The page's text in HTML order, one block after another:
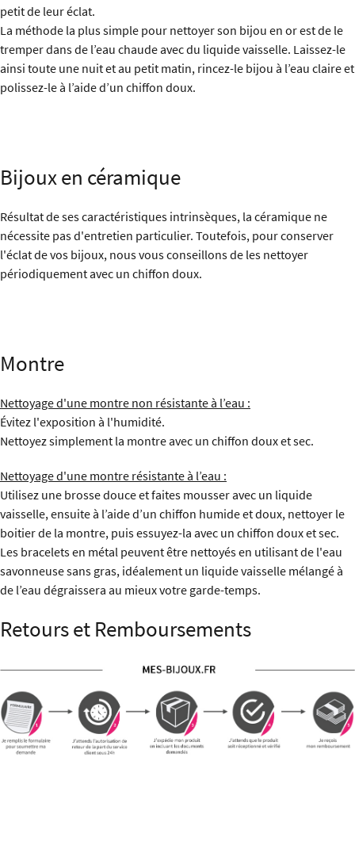
petit de leur éclat.
La méthode la plus simple pour nettoyer son bijou en or est de le
tremper dans de l’eau chaude avec du liquide vaisselle. Laissez-le
ainsi toute une nuit et au petit matin, rincez-le bijou à l’eau claire et
polissez-le à l’aide d’un chiffon doux.
Bijoux en céramique
Résultat de ses caractéristiques intrinsèques, la céramique ne
nécessite pas d'entretien particulier. Toutefois, pour conserver
l'éclat de vos bijoux, nous vous conseillons de les nettoyer
périodiquement avec un chiffon doux.
Montre
Nettoyage d'une montre non résistante à l’eau :
Évitez l'exposition à l'humidité.
Nettoyez simplement la montre avec un chiffon doux et sec.
Nettoyage d'une montre résistante à l’eau :
Utilisez une brosse douce et faites mousser avec un liquide
vaisselle, ensuite à l’aide d’un chiffon humide et doux, nettoyer le
boitier de la montre, puis essuyez-la avec un chiffon doux et sec.
Les bracelets en métal peuvent être nettoyés en utilisant de l'eau
savonneuse sans gras, idéalement un liquide vaisselle mélangé à
de l’eau dégraissera au mieux votre garde-temps.
Retours et Remboursements